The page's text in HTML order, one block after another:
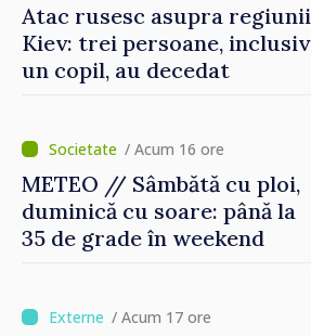
Atac rusesc asupra regiunii
Kiev: trei persoane, inclusiv
un copil, au decedat
/ Acum 16 ore
METEO // Sâmbătă cu ploi,
duminică cu soare: până la
35 de grade în weekend
/ Acum 17 ore